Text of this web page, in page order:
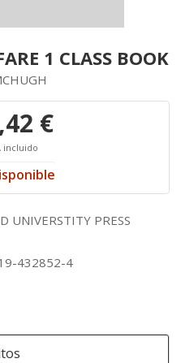
1 CLASS BOOK
€
incluido
UNIVERSTITY PRESS
432852-4